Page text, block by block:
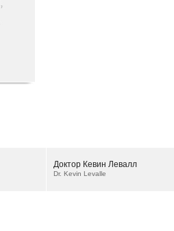
Доктор Кевин Левалл
Dr. Kevin Levalle